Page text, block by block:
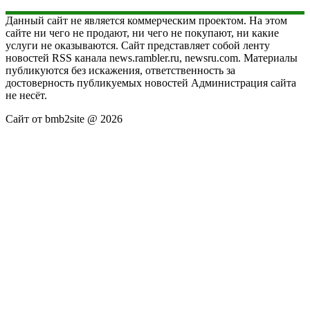
Данный сайт не является коммерческим проектом. На этом
сайте ни чего не продают, ни чего не покупают, ни какие
услуги не оказываются. Сайт представляет собой ленту
новостей RSS канала news.rambler.ru, newsru.com. Материалы
публикуются без искажения, ответственность за
достоверность публикуемых новостей Администрация сайта
не несёт.
Сайт от bmb2site @ 2026